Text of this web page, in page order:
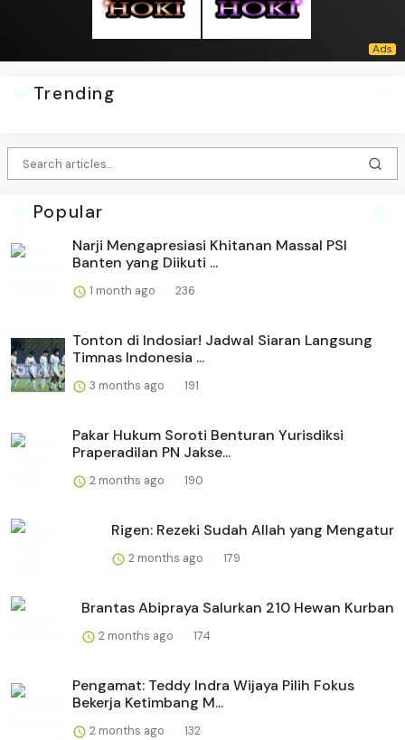
Trending
Popular
Narji Mengapresiasi Khitanan Massal PSI
Banten yang Diikuti ...
1 month ago 236
Tonton di Indosiar! Jadwal Siaran Langsung
Timnas Indonesia ...
3 months ago 191
Pakar Hukum Soroti Benturan Yurisdiksi
Praperadilan PN Jakse...
2 months ago 190
Rigen: Rezeki Sudah Allah yang Mengatur
2 months ago 179
Brantas Abipraya Salurkan 210 Hewan Kurban
2 months ago 174
Pengamat: Teddy Indra Wijaya Pilih Fokus
Bekerja Ketimbang M...
2 months ago 132